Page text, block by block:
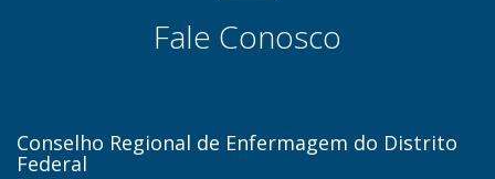
Fale Conosco
Conselho Regional de Enfermagem do Distrito
Federal